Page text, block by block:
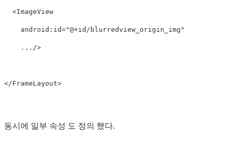
  <ImageView
    android:id="@+id/blurredview_origin_img"
    .../>
</FrameLayout>
동시에 일부 속성 도 정의 했다.